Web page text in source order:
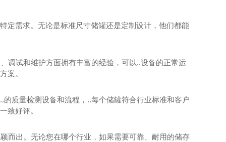
定需求。无论是标准尺寸储罐还是定制设计，他们都能
调试和维护方面拥有丰富的经验，可以..设备的正常运
案。
质量检测设备和流程，..每个储罐符合行业标准和客户
致好评。
而出。无论您在哪个行业，如果需要可靠、耐用的储存